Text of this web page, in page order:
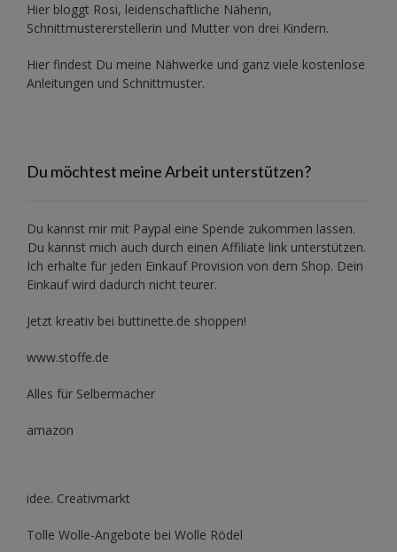
Hier bloggt Rosi, leidenschaftliche Näherin,
Schnittmustererstellerin und Mutter von drei Kindern.
Hier findest Du meine Nähwerke und ganz viele kostenlose
Anleitungen und Schnittmuster.
Du möchtest meine Arbeit unterstützen?
Du kannst mir mit Paypal eine Spende zukommen lassen.
Du kannst mich auch durch einen Affiliate link unterstützen.
Ich erhalte für jeden Einkauf Provision von dem Shop. Dein
Einkauf wird dadurch nicht teurer.
Jetzt kreativ bei buttinette.de shoppen!
www.stoffe.de
Alles für Selbermacher
amazon
idee. Creativmarkt
Tolle Wolle-Angebote bei Wolle Rödel